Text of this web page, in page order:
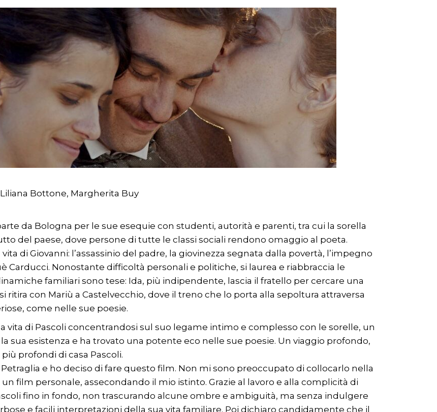
Bottone, Margherita Buy
da Bologna per le sue esequie con studenti, autorità e parenti, tra cui la sorella
del paese, dove persone di tutte le classi sociali rendono omaggio al poeta.
di Giovanni: l’assassinio del padre, la giovinezza segnata dalla povertà, l’impegno
Carducci. Nonostante difficoltà personali e politiche, si laurea e riabbraccia le
familiari sono tese: Ida, più indipendente, lascia il fratello per cercare una
ritira con Mariù a Castelvecchio, dove il treno che lo porta alla sepoltura attraversa
come nelle sue poesie.
vita di Pascoli concentrandosi sul suo legame intimo e complesso con le sorelle, un
sua esistenza e ha trovato una potente eco nelle sue poesie. Un viaggio profondo,
profondi di casa Pascoli.
e ho deciso di fare questo film. Non mi sono preoccupato di collocarlo nella
film personale, assecondando il mio istinto. Grazie al lavoro e alla complicità di
fino in fondo, non trascurando alcune ombre e ambiguità, ma senza indulgere
e facili interpretazioni della sua vita familiare. Poi dichiaro candidamente che il